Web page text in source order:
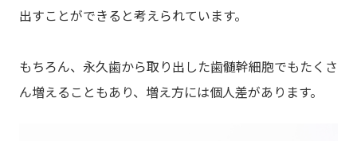
出すことができると考えられています。
もちろん、永久歯から取り出した歯髄幹細胞でもたくさ
ん増えることもあり、増え方には個人差があります。